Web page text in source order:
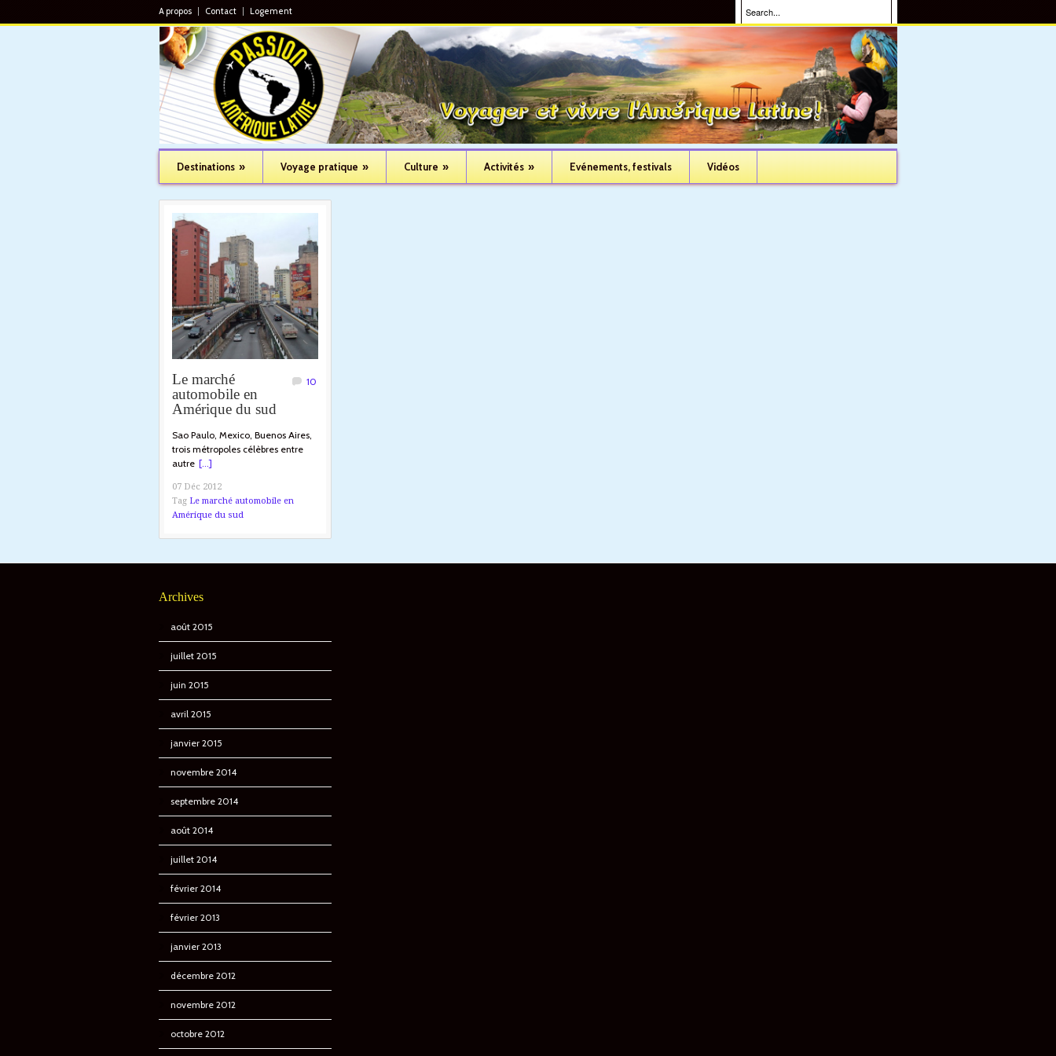
A propos Contact Logement
Destinations » Voyage pratique » Culture » Activités » Evénements, festivals Vidéos
Le marché
automobile en
Amérique du sud
10
Sao Paulo, Mexico, Buenos Aires,
trois métropoles célèbres entre
autre [...]
07 Déc 2012
Tag Le marché automobile en
Amérique du sud
Archives
août 2015
juillet 2015
juin 2015
avril 2015
janvier 2015
novembre 2014
septembre 2014
août 2014
juillet 2014
février 2014
février 2013
janvier 2013
décembre 2012
novembre 2012
octobre 2012